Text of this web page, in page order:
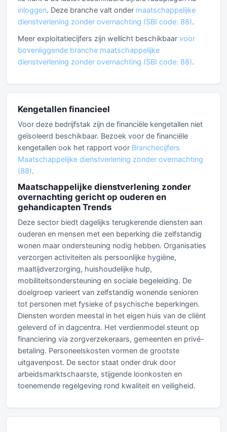
inloggen. Deze branche valt onder maatschappelijke
dienstverlening zonder overnachting (SBI code: 88).
Meer exploitatiecijfers zijn wellicht beschikbaar voor
bovenliggende branche maatschappelijke
dienstverlening zonder overnachting (SBI code: 88).
Kengetallen financieel
Voor deze bedrijfstak zijn de financiële kengetallen niet
geïsoleerd beschikbaar. Bezoek voor de financiële
kengetallen ook het rapport voor Branchecijfers
Maatschappelijke dienstverlening zonder overnachting
(88).
Maatschappelijke dienstverlening zonder
overnachting gericht op ouderen en
gehandicapten Trends
Deze sector biedt dagelijks terugkerende diensten aan
ouderen en mensen met een beperking die zelfstandig
wonen maar ondersteuning nodig hebben. Organisaties
verzorgen activiteiten als persoonlijke hygiëne,
maaltijdverzorging, huishoudelijke hulp,
mobiliteitsondersteuning en sociale begeleiding. De
doelgroep varieert van zelfstandig wonende senioren
tot personen met fysieke of psychische beperkingen.
Diensten worden meestal in het eigen huis van de cliënt
geleverd of in dagcentra. Het verdienmodel steunt op
financiering via zorgverzekeraars, gemeenten en privé-
betaling. Personeelskosten vormen de grootste
uitgavenpost. De sector staat onder druk door
arbeidsmarktschaarste, stijgende loonkosten en
toenemende regelgeving rond kwaliteit en veiligheid.